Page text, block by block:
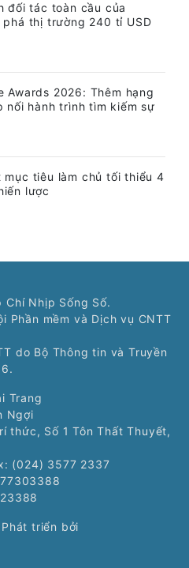
đối tác toàn cầu của
phá thị trường 240 tỉ USD
Awards 2026: Thêm hạng
nối hành trình tìm kiếm sự
mục tiêu làm chủ tối thiểu 4
lược
Nhịp Sống Số.
Phần mềm và Dịch vụ CNTT
do Bộ Thông tin và Truyền
Trang
Ngợi
thức, Số 1 Tôn Thất Thuyết,
(024) 3577 2337
triển bởi